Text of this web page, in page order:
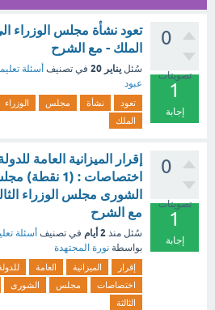
0
تصويتات
1
إجابة
تعود نشأة مجلس الوزراء
الملك - مع الشرح
سُئل يناير 20 في تصنيف أسئلة
عبود
تعود نشأة مجلس الوزراء
الملك
0
تصويتات
1
إجابة
إقرار الميزانية العامة
اختصاصات : (1 نقطة)
الشورى مجلس الوزراء
مع الشرح
سُئل منذ 2 أيام في تصنيف أسئلة
بواسطة نورة المجتهدة
إقرار الميزانية العامة
اختصاصات
مجلس الشورى
الثالثة